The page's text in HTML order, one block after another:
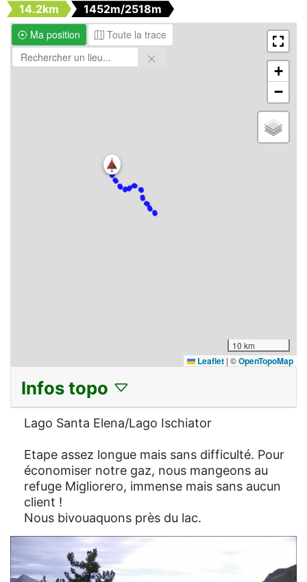
14.2km
1452m/2518m
Ma position
Toute la trace
+
−
10 km
Leaflet | ©OpenTopoMap
Infos topo
Lago Santa Elena/Lago Ischiator
Etape assez longue mais sans difficulté. Pour
économiser notre gaz, nous mangeons au
refuge Migliorero, immense mais sans aucun
client !
Nous bivouaquons près du lac.